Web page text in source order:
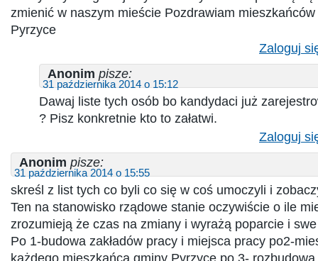
zmienić w naszym mieście Pozdrawiam
Pyrzyce
Zaloguj
Anonim pisze:
31 października 2014 o 15:12
Dawaj liste tych osób bo kandydaci już
? Pisz konkretnie kto to załatwi.
Zaloguj
Anonim pisze:
31 października 2014 o 15:55
skreśl z list tych co byli co się w coś umoczyli i
Ten na stanowisko rządowe stanie oczywiście o ile
zrozumieją że czas na zmiany i wyrażą poparcie i
Po 1-budowa zakładów pracy i miejsca pracy po2-
każdego mieszkańca gminy Pyrzyce po 3- rozbudowa